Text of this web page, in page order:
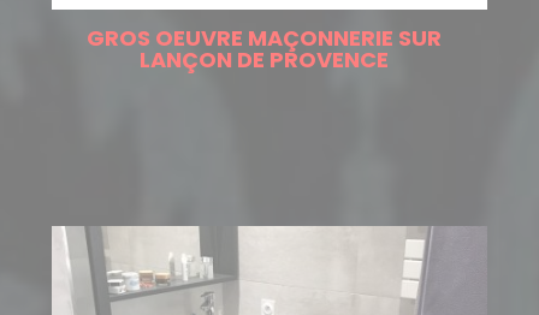
GROS OEUVRE MAÇONNERIE SUR
LANÇON DE PROVENCE